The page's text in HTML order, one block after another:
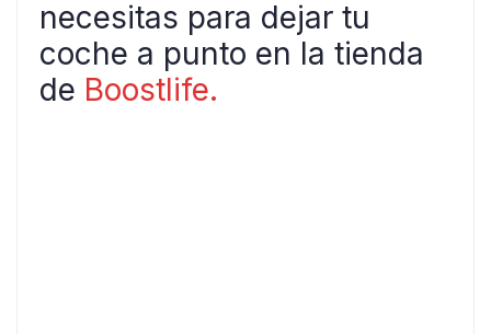
necesitas para dejar tu
coche a punto en la tienda
de Boostlife.